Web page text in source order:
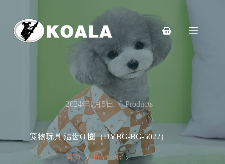
购
车
2024年1月5日 Products
宠物玩具 洁齿O 圈（DYBG-BG-5022）
首页
Products